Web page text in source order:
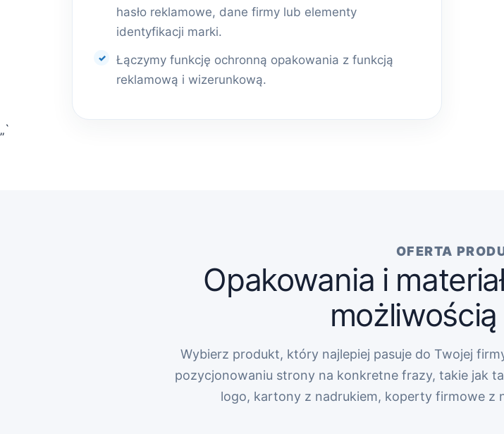
hasło reklamowe, dane firmy lub elementy
identyfikacji marki.
Łączymy funkcję ochronną opakowania z funkcją
reklamową i wizerunkową.
„`
OFERTA
Opakowania i
Wybierz produkt, który najlepiej pasuje do Twojej
pozycjonowaniu strony na konkretne frazy, takie jak
logo, kartony z nadrukiem, koperty firmowe z